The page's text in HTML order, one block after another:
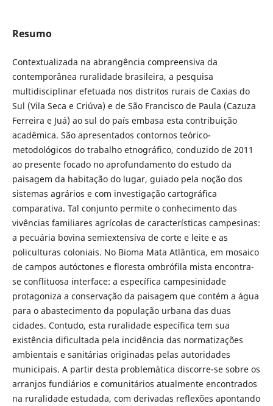
Resumo
Contextualizada na abrangência compreensiva da
contemporânea ruralidade brasileira, a pesquisa
multidisciplinar efetuada nos distritos rurais de Caxias do
Sul (Vila Seca e Criúva) e de São Francisco de Paula (Cazuza
Ferreira e Juá) ao sul do país embasa esta contribuição
acadêmica. São apresentados contornos teórico-
metodológicos do trabalho etnográfico, conduzido de 2011
ao presente focado no aprofundamento do estudo da
paisagem da habitação do lugar, guiado pela noção dos
sistemas agrários e com investigação cartográfica
comparativa. Tal conjunto permite o conhecimento das
vivências familiares agrícolas de características campesinas:
a pecuária bovina semiextensiva de corte e leite e as
policulturas coloniais. No Bioma Mata Atlântica, em mosaico
de campos autóctones e floresta ombrófila mista encontra-
se conflituosa interface: a específica campesinidade
protagoniza a conservação da paisagem que contém a água
para o abastecimento da população urbana das duas
cidades. Contudo, esta ruralidade específica tem sua
existência dificultada pela incidência das normatizações
ambientais e sanitárias originadas pelas autoridades
municipais. A partir desta problemática discorre-se sobre os
arranjos fundiários e comunitários atualmente encontrados
na ruralidade estudada, com derivadas reflexões apontando